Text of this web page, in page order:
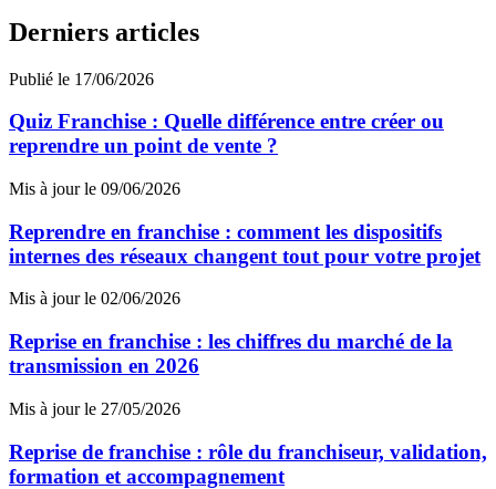
Derniers articles
Publié le 17/06/2026
Quiz Franchise : Quelle différence entre créer ou
reprendre un point de vente ?
Mis à jour le 09/06/2026
Reprendre en franchise : comment les dispositifs
internes des réseaux changent tout pour votre projet
Mis à jour le 02/06/2026
Reprise en franchise : les chiffres du marché de la
transmission en 2026
Mis à jour le 27/05/2026
Reprise de franchise : rôle du franchiseur, validation,
formation et accompagnement